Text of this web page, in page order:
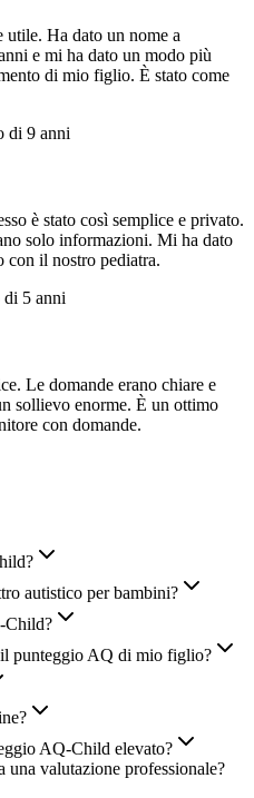
utile. Ha dato un nome a
e mi ha dato un modo più
di mio figlio. È stato come
di 9 anni
è stato così semplice e privato.
solo informazioni. Mi ha dato
con il nostro pediatra.
di 5 anni
Le domande erano chiare e
sollievo enorme. È un ottimo
con domande.
autistico per bambini?
Child?
punteggio AQ di mio figlio?
AQ-Child elevato?
valutazione professionale?